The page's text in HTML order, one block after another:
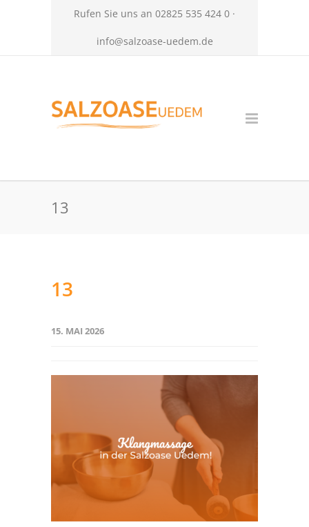
Rufen Sie uns an 02825 535 424 0 ·
info@salzoase-uedem.de
13
13
15. MAI 2026